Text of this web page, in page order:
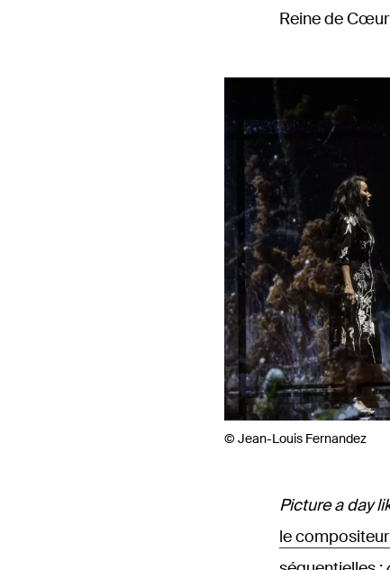
Reine de
© Jean-Louis Fernandez
Picture a day
le